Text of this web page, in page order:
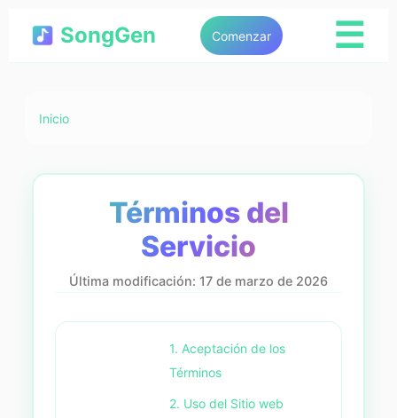
SongGen Comenzar ☰
Inicio
Términos del
Servicio
Última modificación: 17 de marzo de 2026
1. Aceptación de los
Términos
2. Uso del Sitio web